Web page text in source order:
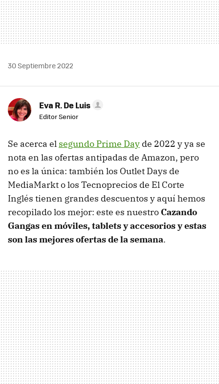
30 Septiembre 2022
Eva R. De Luis
Editor Senior
Se acerca el segundo Prime Day de 2022 y ya se
nota en las ofertas antipadas de Amazon, pero
no es la única: también los Outlet Days de
MediaMarkt o los Tecnoprecios de El Corte
Inglés tienen grandes descuentos y aquí hemos
recopilado los mejor: este es nuestro Cazando
Gangas en móviles, tablets y accesorios y estas
son las mejores ofertas de la semana.